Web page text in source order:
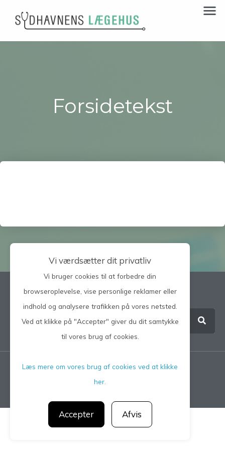
Forsidetekst
Søg på hele siden
Privatlivspolitik
Vi værdsætter dit privatliv
Vi bruger cookies til at forbedre din
browseroplevelse, vise personlige reklamer eller
indhold og analysere trafikken på vores netsted.
Ved at klikke på "Accepter" giver du dit samtykke
til vores brug af cookies.
Læs mere om vores brug af cookies ved at klikke
her.
Accepter Afvis